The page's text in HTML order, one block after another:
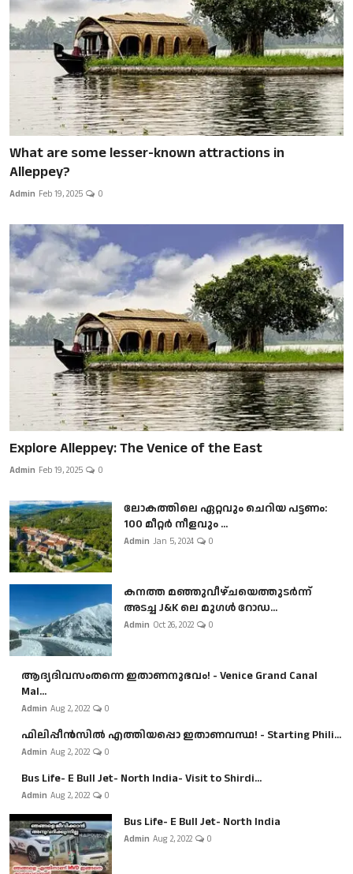
What are some lesser-known attractions in
Alleppey?
Admin Feb 19, 2025 0
Explore Alleppey: The Venice of the East
Admin Feb 19, 2025 0
ലോകത്തിലെ ഏറ്റവും ചെറിയ പട്ടണം:
100 മീറ്റർ നീളവും ...
Admin Jan 5, 2024 0
കനത്ത മഞ്ഞുവീഴ്ചയെത്തുടർന്ന്
അടച്ച J&K ലെ മുഗൾ റോഡ...
Admin Oct 26, 2022 0
ആദ്യദിവസംതന്നെ ഇതാണനുഭവം! - Venice Grand Canal
Mal...
Admin Aug 2, 2022 0
ഫിലിപ്പീൻസിൽ എത്തിയപ്പൊ ഇതാണവസ്ഥ! - Starting Phili...
Admin Aug 2, 2022 0
Bus Life- E Bull Jet- North India- Visit to Shirdi...
Admin Aug 2, 2022 0
Bus Life- E Bull Jet- North India
Admin Aug 2, 2022 0